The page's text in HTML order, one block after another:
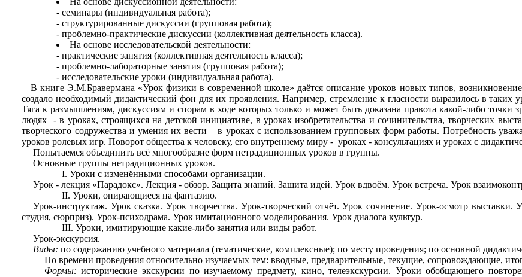
- семинары (индивидуальная работа);
- структурированные дискуссии (групповая работа);
- проблемно-практические дискуссии (коллективная деятельность класса).
На основе исследовательской деятельности:
- практические занятия (коллективная деятельность класса);
- проблемно-лабораторные занятия (групповая работа);
- исследовательские уроки (индивидуальная работа).
В книге Э.М.Бравермана «Урок физики в современной школе» даётся описание уроков новых типов,
создало необходимый дидактический фон для их проявления. Например, стремление к гласности выразилось в
Тяга к размышлениям, дискуссиям и спорам в ходе которых только и может быть доказана правота какой-либо
людях - в уроках, строящихся на детской инициативе, в уроках изобретательства и сочинительства, творческих
творческого содружества и умения их вести – в уроках с использованием групповых форм работы. Потребность
уроков ролевых игр. Поворот общества к человеку, его внутреннему миру - уроках - консультациях и уроках с
Попытаемся объединить всё многообразие форм нетрадиционных уроков в группы.
Основные группы нетрадиционных уроков.
Уроки с изменёнными способами организации.
Урок - лекция «Парадокс». Лекция - обзор. Защита знаний. Защита идей. Урок вдвоём. Урок встреча. Урок
Уроки, опирающиеся на фантазию.
Урок-инструктаж. Урок сказка. Урок творчества. Урок-творческий отчёт. Урок сочинение. Урок-осмотр выставки.
студия, сюрприз). Урок-психодрама. Урок имитационного моделирования. Урок диалога культур.
Уроки, имитирующие какие-либо занятия или виды работ.
Урок-экскурсия.
Виды: по содержанию учебного материала (тематические, комплексные); по месту проведения; по основной
По времени проведения относительно изучаемых тем: вводные, предварительные, текущие, сопровождающие,
Формы: исторические экскурсии по изучаемому предмету, кино, телеэкскурсии. Уроки обобщающего